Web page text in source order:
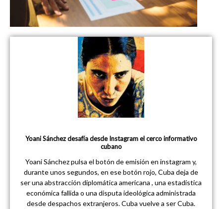
Yoani Sánchez desafía desde Instagram el cerco informativo
cubano
Yoani Sánchez pulsa el botón de emisión en instagram y,
durante unos segundos, en ese botón rojo, Cuba deja de
ser una abstracción diplomática americana , una estadística
económica fallida o una disputa ideológica administrada
desde despachos extranjeros. Cuba vuelve a ser Cuba.